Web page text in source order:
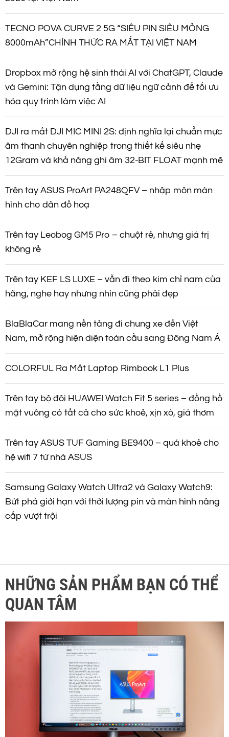
TECNO POVA CURVE 2 5G “SIÊU PIN SIÊU MỎNG
8000mAh”CHÍNH THỨC RA MẮT TẠI VIỆT NAM
Dropbox mở rộng hệ sinh thái AI với ChatGPT, Claude
và Gemini: Tận dụng tầng dữ liệu ngữ cảnh để tối ưu
hóa quy trình làm việc AI
DJI ra mắt DJI MIC MINI 2S: định nghĩa lại chuẩn mực
âm thanh chuyên nghiệp trong thiết kế siêu nhẹ
12Gram và khả năng ghi âm 32-BIT FLOAT mạnh mẽ
Trên tay ASUS ProArt PA248QFV – nhập môn màn
hình cho dân đồ hoạ
Trên tay Leobog GM5 Pro – chuột rẻ, nhưng giá trị
không rẻ
Trên tay KEF LS LUXE – vẫn đi theo kim chỉ nam của
hãng, nghe hay nhưng nhìn cũng phải đẹp
BlaBlaCar mang nền tảng đi chung xe đến Việt
Nam, mở rộng hiện diện toàn cầu sang Đông Nam Á
COLORFUL Ra Mắt Laptop Rimbook L1 Plus
Trên tay bộ đôi HUAWEI Watch Fit 5 series – đồng hồ
mặt vuông có tất cả cho sức khoẻ, xịn xò, giá thơm
Trên tay ASUS TUF Gaming BE9400 – quá khoẻ cho
hệ wifi 7 từ nhà ASUS
Samsung Galaxy Watch Ultra2 và Galaxy Watch9:
Bứt phá giới hạn với thời lượng pin và màn hình nâng
cấp vượt trội
NHỮNG SẢN PHẨM BẠN CÓ THỂ
QUAN TÂM